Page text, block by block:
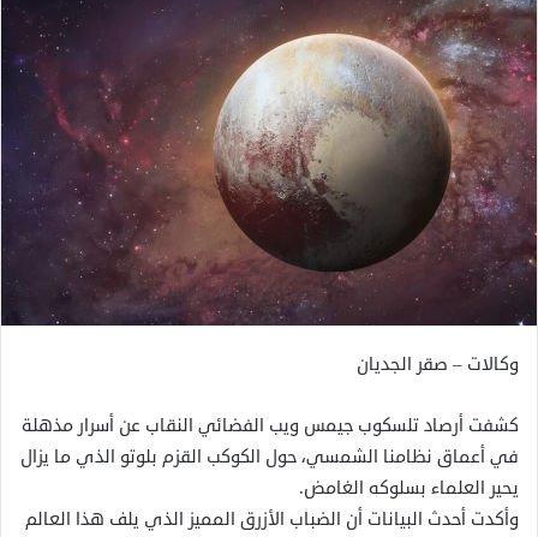
وكالات – صقر الجديان
كشفت أرصاد تلسكوب جيمس ويب الفضائي النقاب عن أسرار مذهلة
في أعماق نظامنا الشمسي، حول الكوكب القزم بلوتو الذي ما يزال
يحير العلماء بسلوكه الغامض.
وأكدت أحدث البيانات أن الضباب الأزرق المميز الذي يلف هذا العالم